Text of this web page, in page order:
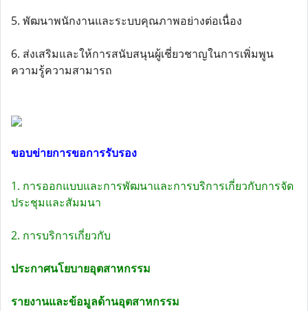
5. พัฒนาพนักงานและระบบคุณภาพอย่างต่อเนื่อง
6. ส่งเสริมและให้การสนับสนุนผู้เชี่ยวชาญในการเพิ่มพูน
ความรู้ความสามารถ
ขอบข่ายการขอการรับรอง
1. การออกแบบและการพัฒนาและการบริการเกี่ยวกับการจัด
ประชุมและสัมมนา
2. การบริการเกี่ยวกับ
ประกาศนโยบายอุตสาหกรรม
รายงานและข้อมูลด้านอุตสาหกรรม